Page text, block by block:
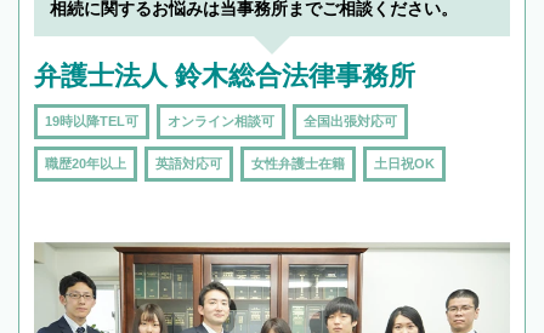
相続に関するお悩みは当事務所までご相談ください。
弁護士法人 鈴木総合法律事務所
19時以降TEL可 オンライン相談可 全国出張対応可
職歴20年以上 英語対応可 女性弁護士在籍 土日祝OK